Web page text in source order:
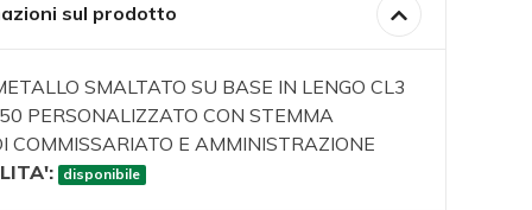
sul prodotto
SMALTATO SU BASE IN LENGO CL3
PERSONALIZZATO CON STEMMA
COMMISSARIATO E AMMINISTRAZIONE
disponibile